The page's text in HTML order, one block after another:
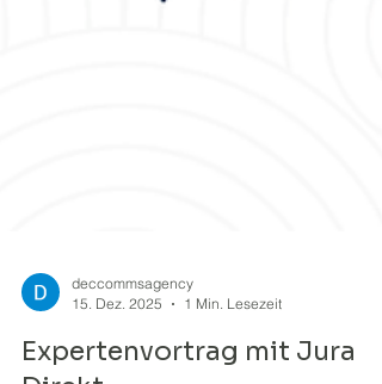
deccommsagency
15. Dez. 2025
1 Min. Lesezeit